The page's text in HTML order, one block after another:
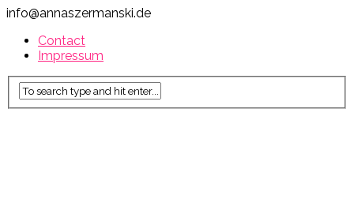
info@annaszermanski.de
Contact
Impressum